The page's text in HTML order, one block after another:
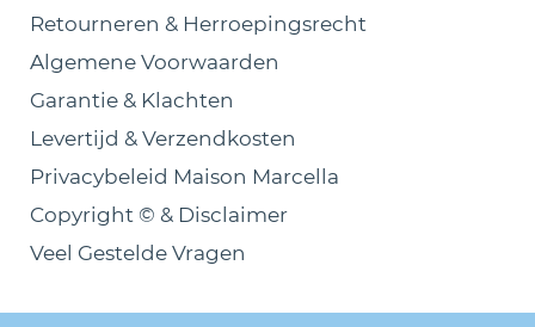
Retourneren & Herroepingsrecht
Algemene Voorwaarden
Garantie & Klachten
Levertijd & Verzendkosten
Privacybeleid Maison Marcella
Copyright © & Disclaimer
Veel Gestelde Vragen